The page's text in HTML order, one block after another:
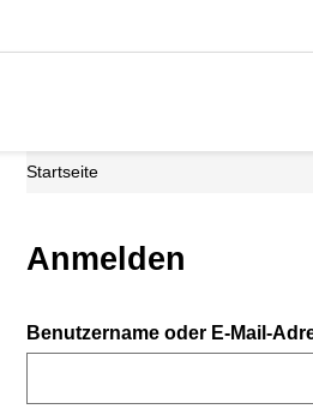
Startseite
Anmelden
Benutzername oder E-Mail-